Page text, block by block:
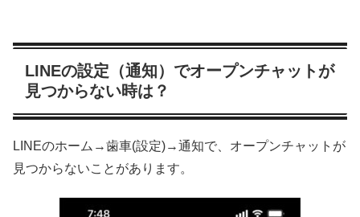
LINEの設定（通知）でオープンチャットが
見つからない時は？
LINEのホーム→歯車(設定)→通知で、オープンチャットが
見つからないことがあります。